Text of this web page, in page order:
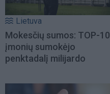
Lietuva
Mokesčių sumos: TOP-10
įmonių sumokėjo
penktadalį milijardo